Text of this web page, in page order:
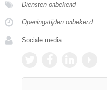
Diensten onbekend
Openingstijden onbekend
Sociale media: